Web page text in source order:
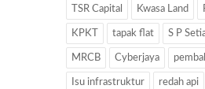
TSR Capital Kwasa Land
KPKT tapak flat S P
MRCB Cyberjaya
Isu infrastruktur redah api